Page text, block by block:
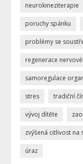
neurokineziterapie
poruchy spánku
problémy se
regenerace
samoregulace
stres tradiční
vývoj dítěte
zvýšená citlivost na
úraz